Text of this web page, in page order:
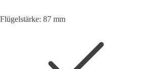
Flügelstärke: 87 mm